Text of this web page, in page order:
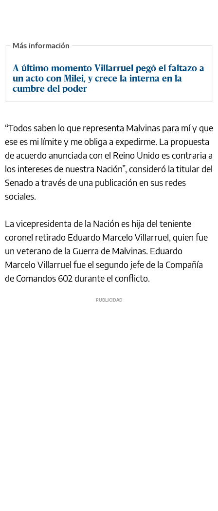
A último momento Villarruel pegó el faltazo a
un acto con Milei, y crece la interna en la
cumbre del poder
“Todos saben lo que representa Malvinas para mí y que
ese es mi límite y me obliga a expedirme. La propuesta
de acuerdo anunciada con el Reino Unido es contraria a
los intereses de nuestra Nación”, consideró la titular del
Senado a través de una publicación en sus redes
sociales.
La vicepresidenta de la Nación es hija del teniente
coronel retirado Eduardo Marcelo Villarruel, quien fue
un veterano de la Guerra de Malvinas. Eduardo
Marcelo Villarruel fue el segundo jefe de la Compañía
de Comandos 602 durante el conflicto.